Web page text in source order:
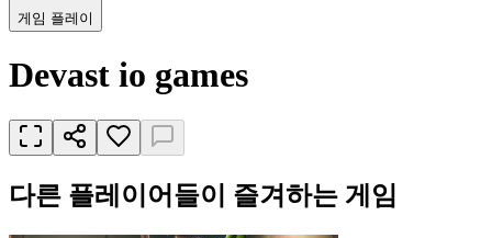
게임 플레이
Devast io games
다른 플레이어들이 즐겨하는 게임